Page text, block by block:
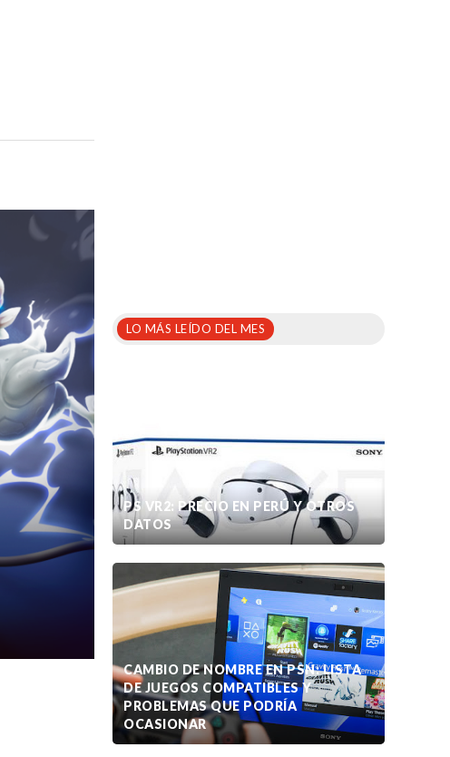
LO MÁS LEÍDO DEL MES
PS VR2: PRECIO EN PERÚ Y OTROS
DATOS
CAMBIO DE NOMBRE EN PSN: LISTA
DE JUEGOS COMPATIBLES Y
PROBLEMAS QUE PODRÍA
OCASIONAR